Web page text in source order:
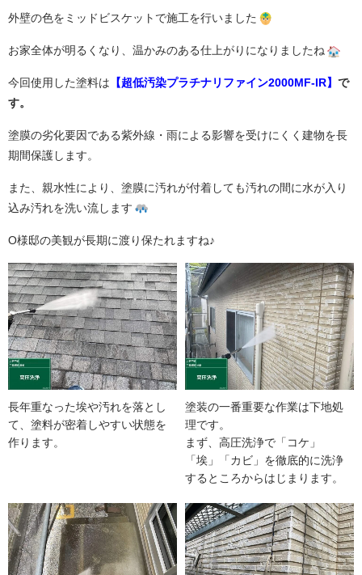
外壁の色をミッドビスケットで施工を行いました
お家全体が明るくなり、温かみのある仕上がりになりましたね
今回使用した塗料は 【超低汚染プラチナリファイン2000MF-IR】 で
す。
塗膜の劣化要因である紫外線・雨による影響を受けにくく建物を長
期間保護します。
また、親水性により、塗膜に汚れが付着しても汚れの間に水が入り
込み汚れを洗い流します
O様邸の美観が長期に渡り保たれますね♪
長年重なった埃や汚れを落とし
て、塗料が密着しやすい状態を
作ります。
塗装の一番重要な作業は下地処
理です。
まず、高圧洗浄で「コケ」
「埃」「カビ」を徹底的に洗浄
するところからはじまります。